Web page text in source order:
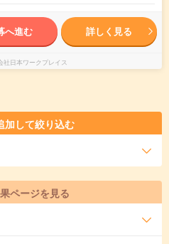
へ進む 詳しく見る
社日本ワークプレイス
加して絞り込む
ページを見る